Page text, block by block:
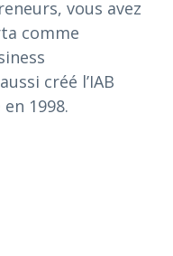
vous avez
comme
créé l’IAB
1998.